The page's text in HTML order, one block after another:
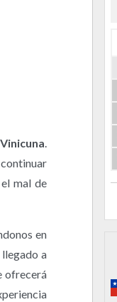
mal de
en
a
ofrecerá